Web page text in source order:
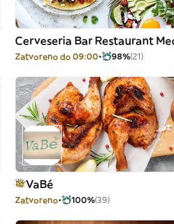
Zatvoreno do 09:00 98%(21)
VaBé
Zatvoreno 100%(39)